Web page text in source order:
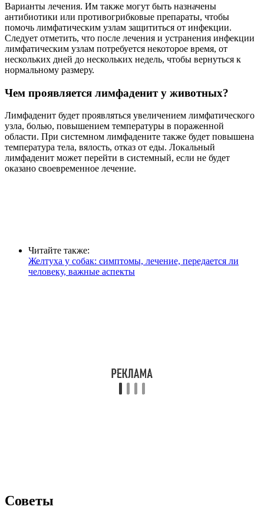
Варианты лечения. Им также могут быть назначены
антибиотики или противогрибковые препараты, чтобы
помочь лимфатическим узлам защититься от инфекции.
Следует отметить, что после лечения и устранения инфекции
лимфатическим узлам потребуется некоторое время, от
нескольких дней до нескольких недель, чтобы вернуться к
нормальному размеру.
Чем проявляется лимфаденит у животных?
Лимфаденит будет проявляться увеличением лимфатического
узла, болью, повышением температуры в пораженной
области. При системном лимфадените также будет повышена
температура тела, вялость, отказ от еды. Локальный
лимфаденит может перейти в системный, если не будет
оказано своевременное лечение.
Читайте также:
Желтуха у собак: симптомы, лечение, передается ли
человеку, важные аспекты
Советы